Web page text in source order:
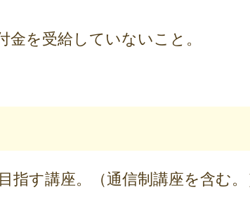
金を受給していないこと。
指す講座。（通信制講座を含む。